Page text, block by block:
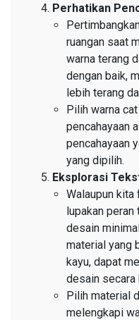
Perhatikan
ruangan saat
warna terang
dengan baik,
lebih terang
Pilih warna
pencahayaan
pencahayaan
yang dipilih.
Eksplorasi
Walaupun kita
lupakan
desain
material yang
kayu, dapat
desain secara
Pilih material
melengkapi